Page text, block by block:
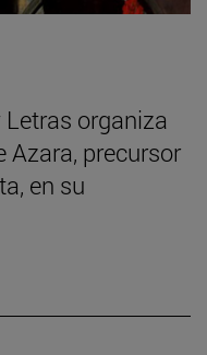
organiza
Azara, precursor
en su